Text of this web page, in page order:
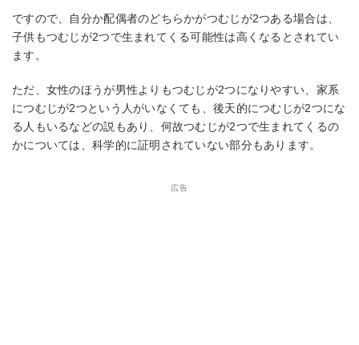
ですので、自分か配偶者のどちらかがつむじが2つある場合は、
子供もつむじが2つで生まれてくる可能性は高くなるとされてい
ます。
ただ、女性のほうが男性よりもつむじが2つになりやすい、家系
につむじが2つという人がいなくても、後天的につむじが2つにな
る人もいるなどの説もあり、何故つむじが2つで生まれてくるの
かについては、科学的に証明されていない部分もあります。
広告